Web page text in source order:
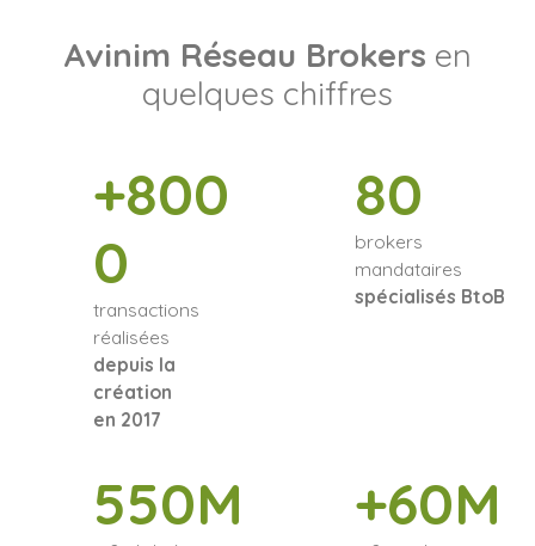
Avinim Réseau Brokers en
quelques chiffres
+800
0
transactions
réalisées
depuis la
création
en 2017
80
brokers
mandataires
spécialisés BtoB
550M +60M